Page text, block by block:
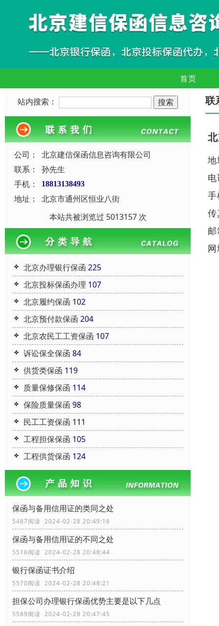
首页
站内搜索：
公司：
北京建信保函信息咨询有限公司
联系：
孙先生
手机：
18813138493
地址：
北京市通州区恒业八街
本站共被浏览过 5013157 次
北京办理银行保函 225
北京投标保函办理 107
北京履约保函 102
北京预付款保函 204
北京农民工工资保函 107
诉讼保全保函 84
供货类保函 119
质量保修保函 114
保险质量保函 98
民工工资保函 111
工程担保保函 105
工程供货保函 124
保函与备用信用证的类同之处
5467阅读 2024-02-28 20:49:16
保函与备用信用证的不同之处
5516阅读 2024-02-28 20:48:44
银行保函证书介绍
5570阅读 2024-02-28 20:48:21
担保公司办理银行保函优势主要是以下几点
5589阅读 2024-02-28 20:47:45
联